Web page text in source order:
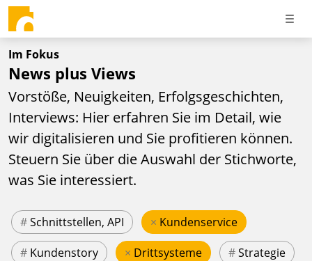
Im Fokus
News plus Views
Vorstöße, Neuigkeiten, Erfolgsgeschichten,
Interviews: Hier erfahren Sie im Detail, wie
wir digitalisieren und Sie profitieren können.
Steuern Sie über die Auswahl der Stichworte,
was Sie interessiert.
#Schnittstellen, API × Kundenservice
# Kundenstory × Drittsysteme #Strategie